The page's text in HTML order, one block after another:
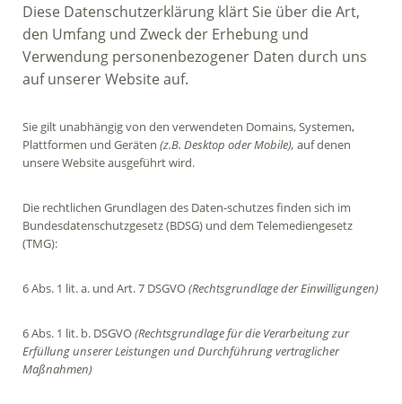
Diese Datenschutzerklärung klärt Sie über die Art,
den Umfang und Zweck der Erhebung und
Verwendung personenbezogener Daten durch uns
auf unserer Website auf.
Sie gilt unabhängig von den verwendeten Domains, Systemen,
Plattformen und Geräten (z.B. Desktop oder Mobile), auf denen
unsere Website ausgeführt wird.
Die rechtlichen Grundlagen des Daten-schutzes finden sich im
Bundesdatenschutzgesetz (BDSG) und dem Telemediengesetz
(TMG):
6 Abs. 1 lit. a. und Art. 7 DSGVO(Rechtsgrundlage der Einwilligungen)
6 Abs. 1 lit. b. DSGVO(Rechtsgrundlage für die Verarbeitung zur
Erfüllung unserer Leistungen und Durchführung vertraglicher
Maßnahmen)